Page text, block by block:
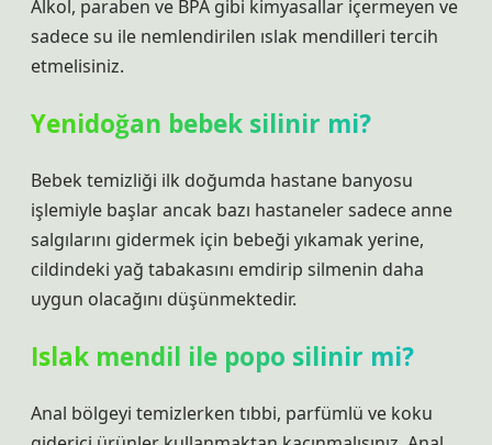
Alkol, paraben ve BPA gibi kimyasallar içermeyen ve
sadece su ile nemlendirilen ıslak mendilleri tercih
etmelisiniz.
Yenidoğan bebek silinir mi?
Bebek temizliği ilk doğumda hastane banyosu
işlemiyle başlar ancak bazı hastaneler sadece anne
salgılarını gidermek için bebeği yıkamak yerine,
cildindeki yağ tabakasını emdirip silmenin daha
uygun olacağını düşünmektedir.
Islak mendil ile popo silinir mi?
Anal bölgeyi temizlerken tıbbi, parfümlü ve koku